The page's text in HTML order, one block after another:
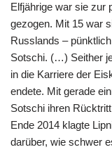
Elfjährige war sie zur
gezogen. Mit 15 war
Russlands –
Sotschi. (…) Seither
in die Karriere der
endete. Mit gerade
Sotschi ihren
Ende 2014 klagte
darüber, wie schwer